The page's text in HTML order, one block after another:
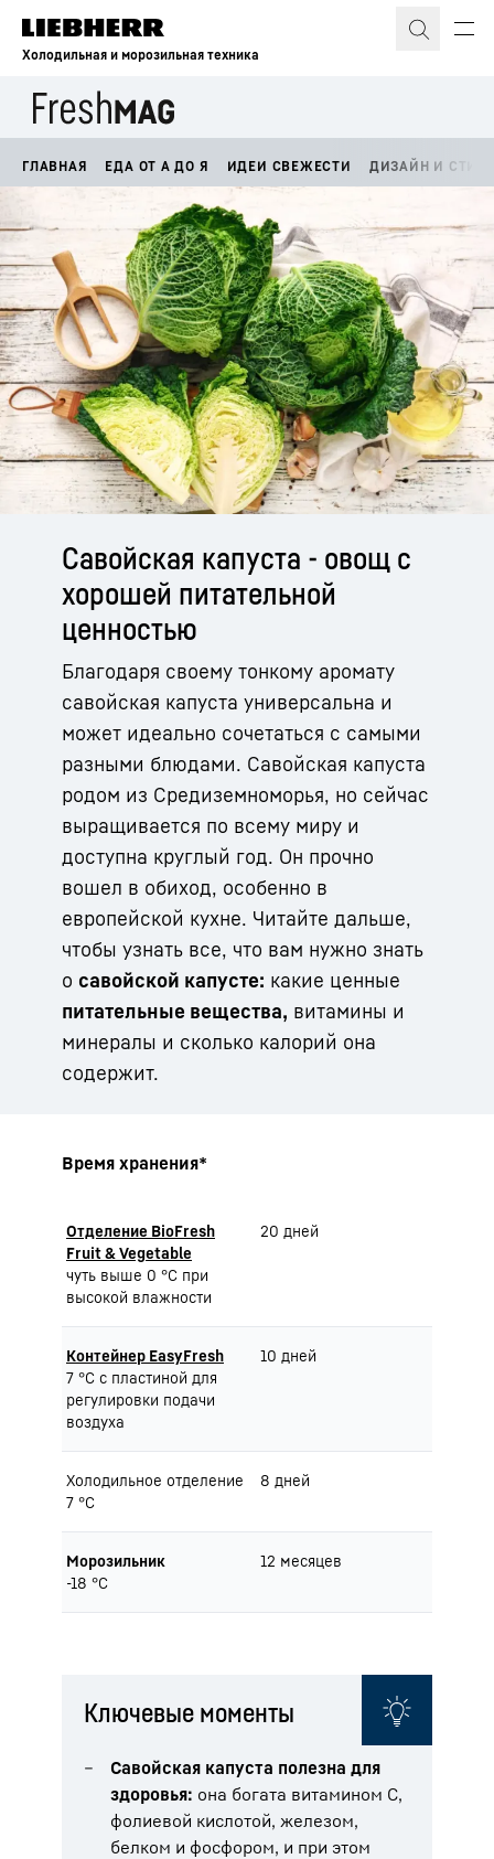
Холодильная и морозильная техника
ГЛАВНАЯ ЕДА ОТ А ДО Я ИДЕИ СВЕЖЕСТИ ДИЗАЙН И
Савойская капуста - овощ с
хорошей питательной
ценностью
Благодаря своему тонкому аромату
савойская капуста универсальна и
может идеально сочетаться с самыми
разными блюдами. Савойская капуста
родом из Средиземноморья, но сейчас
выращивается по всему миру и
доступна круглый год. Он прочно
вошел в обиход, особенно в
европейской кухне. Читайте дальше,
чтобы узнать все, что вам нужно знать
о савойской капусте: какие ценные
питательные вещества, витамины и
минералы и сколько калорий она
содержит.
Время хранения*
Отделение BioFresh
Fruit & Vegetable
чуть выше 0 °C при
высокой влажности
20 дней
Контейнер EasyFresh
7 °C с пластиной для
регулировки подачи
воздуха
10 дней
Холодильное отделение
7 °C
8 дней
Морозильник
-18 °C
12 месяцев
Ключевые моменты
Савойская капуста полезна для
здоровья: она богата витамином С,
фолиевой кислотой, железом,
белком и фосфором, и при этом